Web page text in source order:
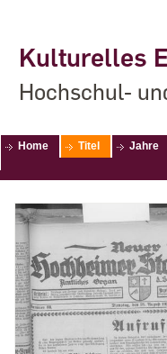
Kulturelles
Hochschul-
Home Titel Jahre